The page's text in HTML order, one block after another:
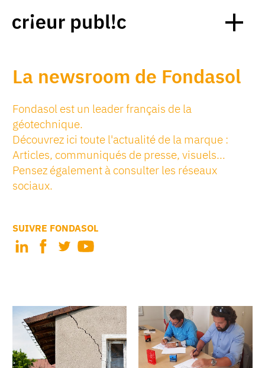
La newsroom de Fondasol
Fondasol est un leader français de la
géotechnique.
Découvrez ici toute l'actualité de la marque :
Articles, communiqués de presse, visuels…
Pensez également à consulter les réseaux
sociaux.
SUIVRE FONDASOL